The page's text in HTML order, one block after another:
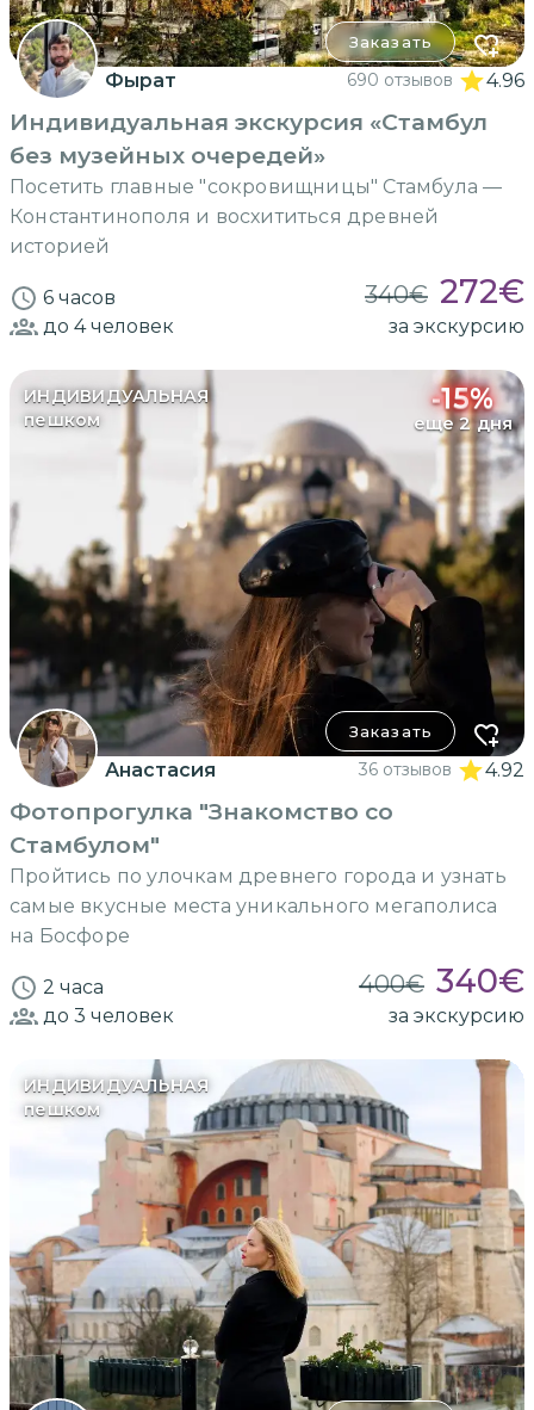
Заказать
Фырат 690 отзывов 4.96
Индивидуальная экскурсия «Стамбул
без музейных очередей»
Посетить главные "сокровищницы" Стамбула —
Константинополя и восхититься древней
историей
6 часов 340€ 272€
до 4человек за экскурсию
ИНДИВИДУАЛЬНАЯ
пешком
-15%
еще 2 дня
Заказать
Анастасия 36 отзывов 4.92
Фотопрогулка "Знакомство со
Стамбулом"
Пройтись по улочкам древнего города и узнать
самые вкусные места уникального мегаполиса
на Босфоре
2 часа 400€ 340€
до 3 человек за экскурсию
ИНДИВИДУАЛЬНАЯ
пешком